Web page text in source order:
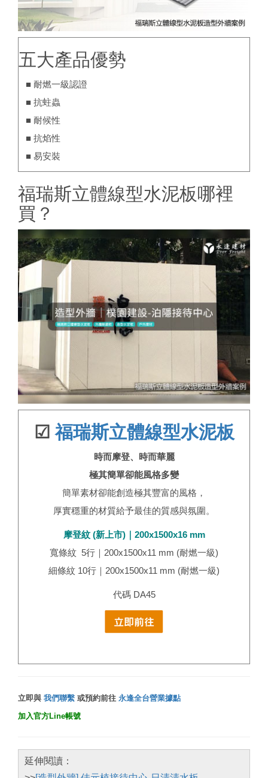
五大產品優勢
■ 耐燃一級認證
■ 抗蛀蟲
■ 耐候性
■ 抗焰性
■ 易安裝
福瑞斯立體線型水泥板哪裡
買？
☑福瑞斯立體線型水泥板
時而摩登、時而華麗
極其簡單卻能風格多變
簡單素材卻能創造極其豐富的風格，
厚實穩重的材質給予最佳的質感與氛圍。
摩登紋 (新上市)｜200x1500x16 mm
寬條紋 5行｜200x1500x11 mm​ (耐燃一級)
細條紋 10行｜200x1500x11 mm​ (耐燃一級)
代碼 DA45
立即與 我們聯繫 或預約前往 永逢全台營業據點
加入官方Line帳號
延伸閱讀：